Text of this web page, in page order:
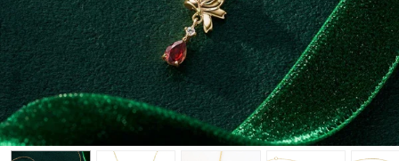
素材
カラー
誕生石